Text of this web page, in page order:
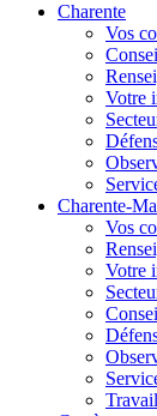
Charente
Vos
Votre
Charente-
Vos
Votre